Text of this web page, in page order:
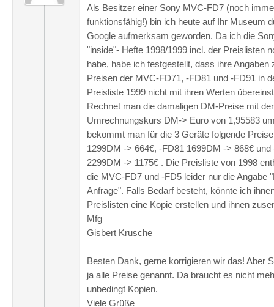
Als Besitzer einer Sony MVC-FD7 (noch
funktionsfähig!) bin ich heute auf Ihr Museum
Google aufmerksam geworden. Da ich die
"inside"- Hefte 1998/1999 incl. der Preislisten
habe, habe ich festgestellt, dass ihre Angaben
Preisen der MVC-FD71, -FD81 und -FD91 in
Preisliste 1999 nicht mit ihren Werten
Rechnet man die damaligen DM-Preise mit
Umrechnungskurs DM-> Euro von 1,95583
bekommt man für die 3 Geräte folgende
1299DM -> 664€, -FD81 1699DM -> 868€ und
2299DM -> 1175€ . Die Preisliste von 1998
die MVC-FD7 und -FD5 leider nur die Angabe
Anfrage". Falls Bedarf besteht, könnte ich
Preislisten eine Kopie erstellen und ihnen
Mfg
Gisbert Krusche
Besten Dank, gerne korrigieren wir das! Aber
ja alle Preise genannt. Da braucht es nicht
unbedingt Kopien.
Viele Grüße